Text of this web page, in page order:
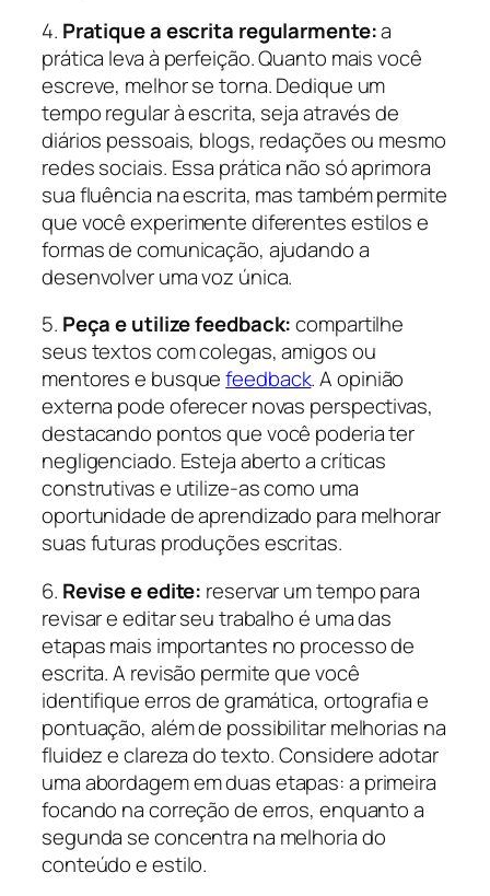
4. Pratique a escrita regularmente:a
prática leva à perfeição. Quanto mais você
escreve, melhor se torna. Dedique um
tempo regular à escrita, seja através de
diários pessoais, blogs, redações ou mesmo
redes sociais. Essa prática não só aprimora
sua fluência na escrita, mas também permite
que você experimente diferentes estilos e
formas de comunicação, ajudando a
desenvolver uma voz única.
5. Peça e utilize feedback:compartilhe
seus textos com colegas, amigos ou
mentores e busquefeedback. A opinião
externa pode oferecer novas perspectivas,
destacando pontos que você poderia ter
negligenciado. Esteja aberto a críticas
construtivas e utilize-as como uma
oportunidade de aprendizado para melhorar
suas futuras produções escritas.
6. Revise e edite: reservar um tempo para
revisar e editar seu trabalho é uma das
etapas mais importantes no processo de
escrita. A revisão permite que você
identifique erros de gramática, ortografia e
pontuação, além de possibilitar melhorias na
fluidez e clareza do texto. Considere adotar
uma abordagem em duas etapas: a primeira
focando na correção de erros, enquanto a
segunda se concentra na melhoria do
conteúdo e estilo.